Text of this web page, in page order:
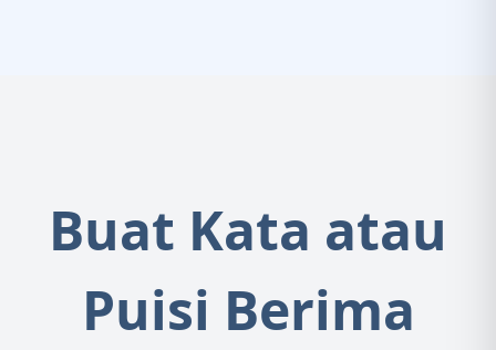
Buat Kata atau
Puisi Berima